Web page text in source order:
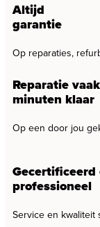
Altijd
garantie
Op reparaties,
Reparatie
minuten klaar
Op een door jou
Gecertificeerd
professioneel
Service en kwaliteit